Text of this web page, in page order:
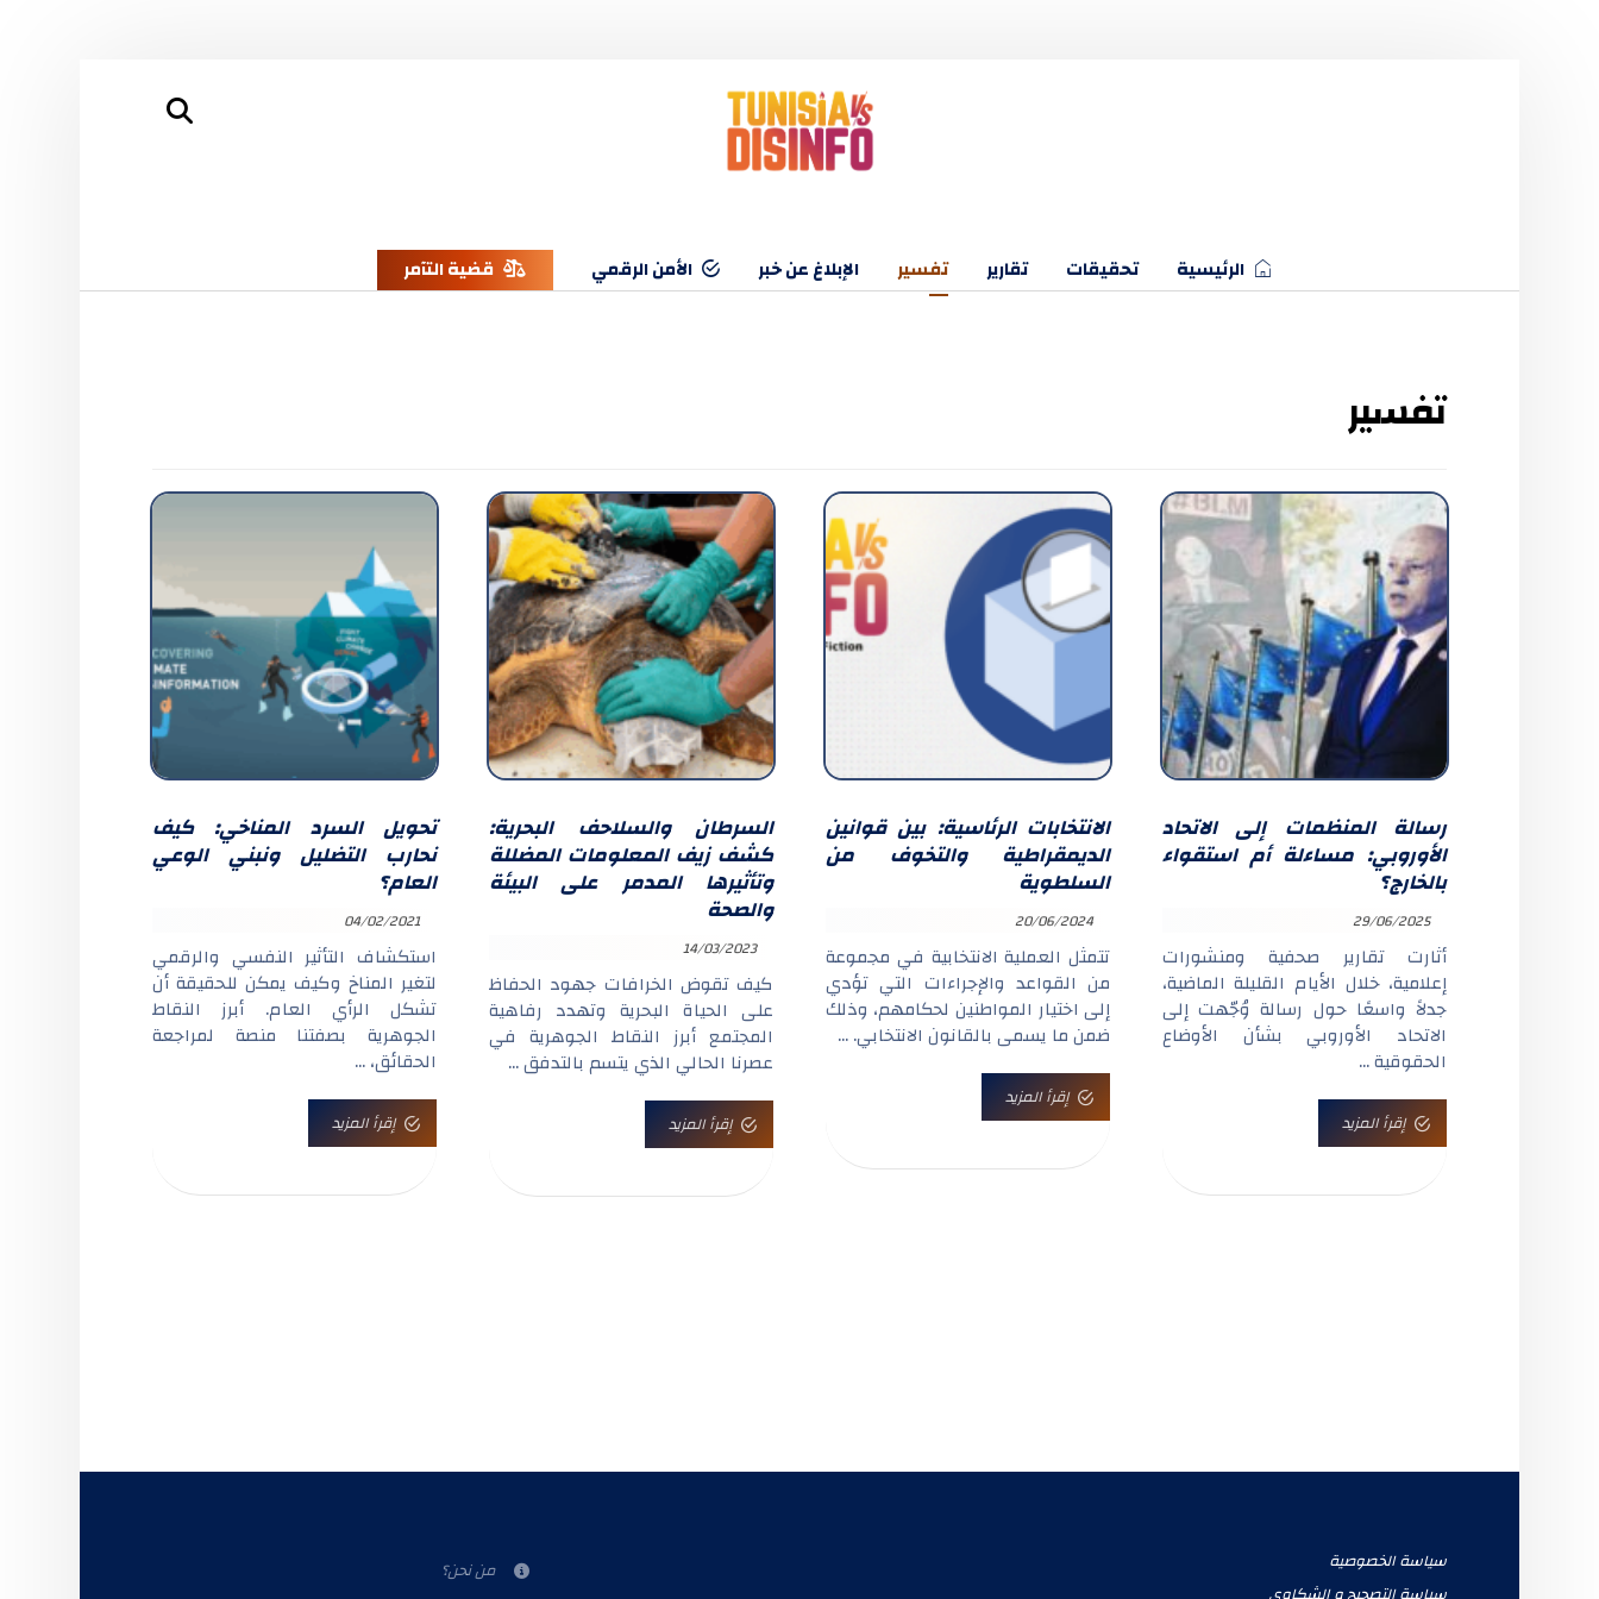
الرئيسية تحقيقات تقارير تفسير الإبلاغ عن خبر الأمن الرقمي قضية التآمر
تفسير
رسالة المنظمات إلى الاتحاد
الأوروبي: مساءلة أم استقواء
بالخارج؟
29/06/2025
أثارت تقارير صحفية ومنشورات
إعلامية، خلال الأيام القليلة الماضية،
جدلاً واسعًا حول رسالة وُجّهت إلى
الاتحاد الأوروبي بشأن الأوضاع
الحقوقية ...
إقرأ المزيد
الانتخابات الرئاسية: بين قوانين
الديمقراطية والتخوف من
السلطوية
20/06/2024
تتمثل العملية الانتخابية في مجموعة
من القواعد والإجراءات التي تؤدي
إلى اختيار المواطنين لحكامهم، وذلك
ضمن ما يسمى بالقانون الانتخابي. ...
إقرأ المزيد
السرطان والسلاحف البحرية:
كشف زيف المعلومات المضللة
وتأثيرها المدمر على البيئة
والصحة
14/03/2023
كيف تقوض الخرافات جهود الحفاظ
على الحياة البحرية وتهدد رفاهية
المجتمع أبرز النقاط الجوهرية في
عصرنا الحالي الذي يتسم بالتدفق ...
إقرأ المزيد
تحويل السرد المناخي: كيف
نحارب التضليل ونبني الوعي
العام؟
04/02/2021
استكشاف التأثير النفسي والرقمي
لتغير المناخ وكيف يمكن للحقيقة أن
تشكل الرأي العام. أبرز النقاط
الجوهرية بصفتنا منصة لمراجعة
الحقائق، ...
إقرأ المزيد
سياسة الخصوصية
من نحن؟